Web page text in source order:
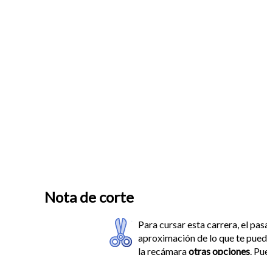
Nota de corte
Para cursar esta carrera, el
aproximación de lo que te
la recámaraotras opciones .